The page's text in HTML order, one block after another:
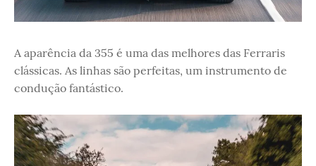
A aparência da 355 é uma das melhores das Ferraris
clássicas. As linhas são perfeitas, um instrumento de
condução fantástico.